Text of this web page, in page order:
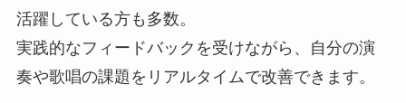
活躍している方も多数。
実践的なフィードバックを受けながら、自分の演
奏や歌唱の課題をリアルタイムで改善できます。